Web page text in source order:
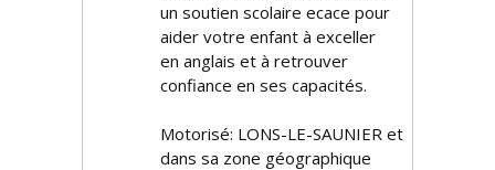
un soutien scolaire efficace pour
aider votre enfant à exceller
en anglais et à retrouver
confiance en ses capacités.
Motorisé: LONS-LE-SAUNIER et
dans sa zone géographique